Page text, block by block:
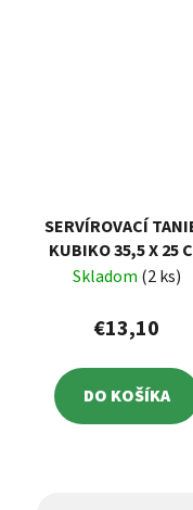
SERVÍROVACÍ
KUBIKO 35,5 X 25
AMBITION
Skladom (2 ks)
€13,10
DO KOŠÍKA